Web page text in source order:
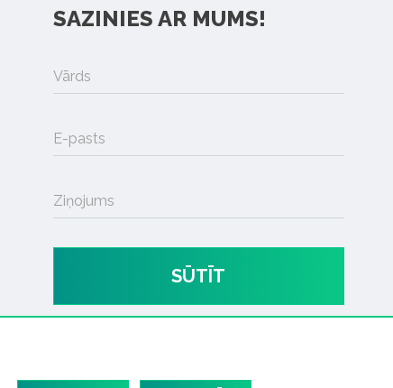
SAZINIES AR MUMS!
Vārds
E-pasts
Ziņojums
SŪTĪT